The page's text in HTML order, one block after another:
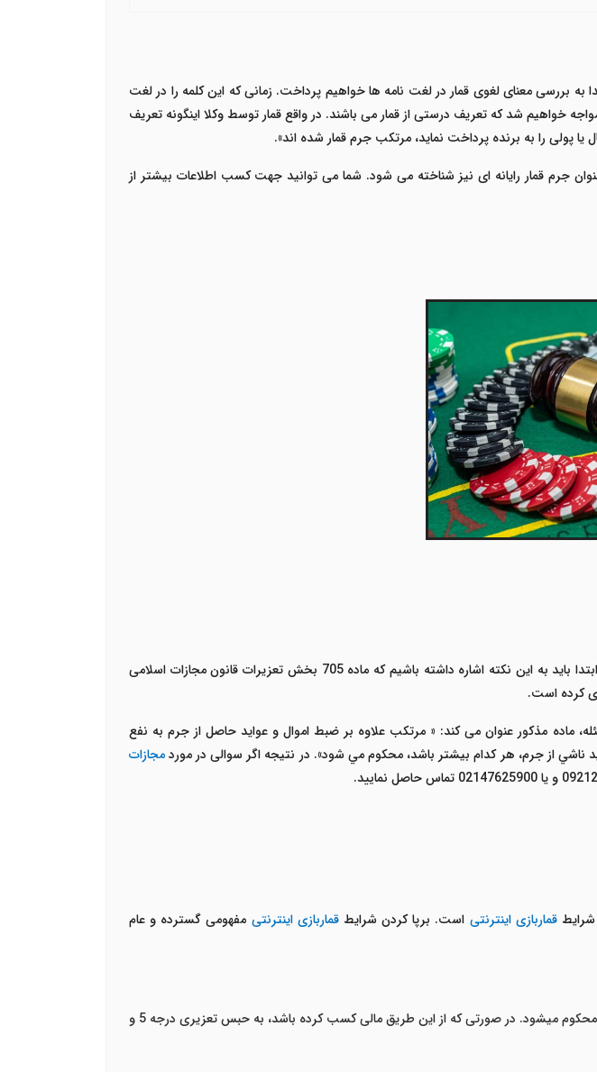
به بررسی معنای لغوی قمار در لغت نامه ها خواهیم پرداخت. زمانی که این کلمه را در لغت
خواهیم شد که تعریف درستی از قمار می باشند. در واقع قمار توسط وکلا اینگونه تعریف
پولی را به برنده پرداخت نماید، مرتکب جرم قمار شده اند».
جرم قمار رایانه ای نیز شناخته می شود. شما می توانید جهت کسب اطلاعات بیشتر از
بپردازیم. در ابتدا باید به این نکته اشاره داشته باشیم که ماده 705 بخش تعزیرات قانون مجازات اسلامی
ماده مذکور عنوان می کند: « مرتکب علاوه بر ضبط اموال و عوايد حاصل از جرم به نفع
از جرم، هر كدام بيشتر باشد، محكوم مي ‌شود». در نتیجه اگر سوالی در موردمجازات
شرایطقماربازی اینترنتی است. برپا کردن شرایطقماربازی اینترنتی مفهومی گسترده و عام
: مرتکب به حبس تعزیری درجه 6 محکوم می­شود. در صورتی که از این طریق مالی کسب کرده باشد، به حبس تعزیری درجه 5 و